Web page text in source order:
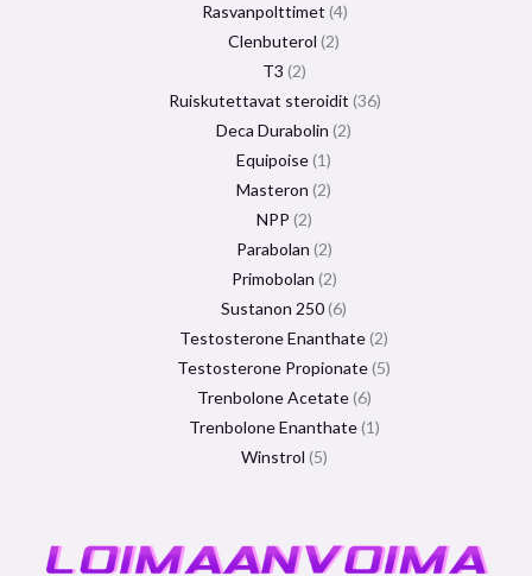
Rasvanpolttimet 4
Clenbuterol 2
T3 2
Ruiskutettavat steroidit 36
Deca Durabolin 2
Equipoise 1
Masteron 2
NPP 2
Parabolan 2
Primobolan 2
Sustanon 250 6
Testosterone Enanthate 2
Testosterone Propionate 5
Trenbolone Acetate 6
Trenbolone Enanthate 1
Winstrol 5